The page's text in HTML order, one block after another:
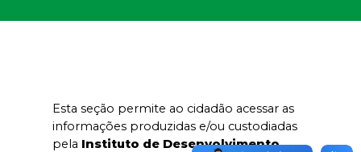
Esta seção permite ao cidadão acessar as
informações produzidas e/ou custodiadas
pela Instituto de Desenvolvimento